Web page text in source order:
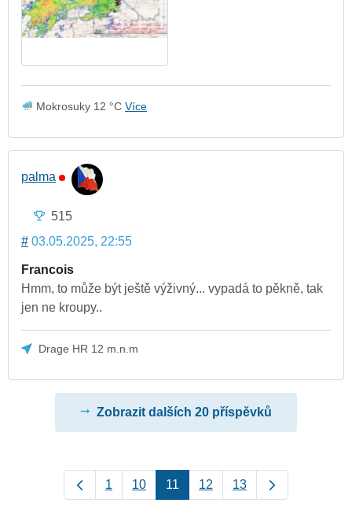
Mokrosuky 12 °C Více
palma
515
# 03.05.2025, 22:55
Francois
Hmm, to může být ještě výživný... vypadá to pěkně, tak
jen ne kroupy..
Drage HR 12 m.n.m
Zobrazit dalších 20 příspěvků
1 10 11 12 13